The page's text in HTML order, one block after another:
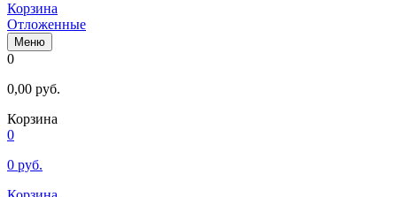
Корзина
Отложенные
Меню
0
0,00 руб.
Корзина
0
0 руб.